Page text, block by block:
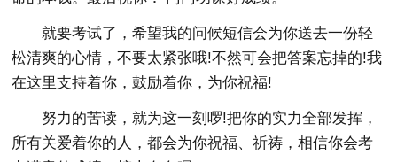
就要考试了，希望我的问候短信会为你送去一份轻
松清爽的心情，不要太紧张哦!不然可会把答案忘掉的!我
在这里支持着你，鼓励着你，为你祝福!
努力的苦读，就为这一刻啰!把你的实力全部发挥，
所有关爱着你的人，都会为你祝福、祈祷，相信你会考